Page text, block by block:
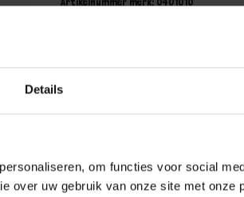
Details
om functies voor social
over uw gebruik van onze site met onze
+ -
Doos (1000)